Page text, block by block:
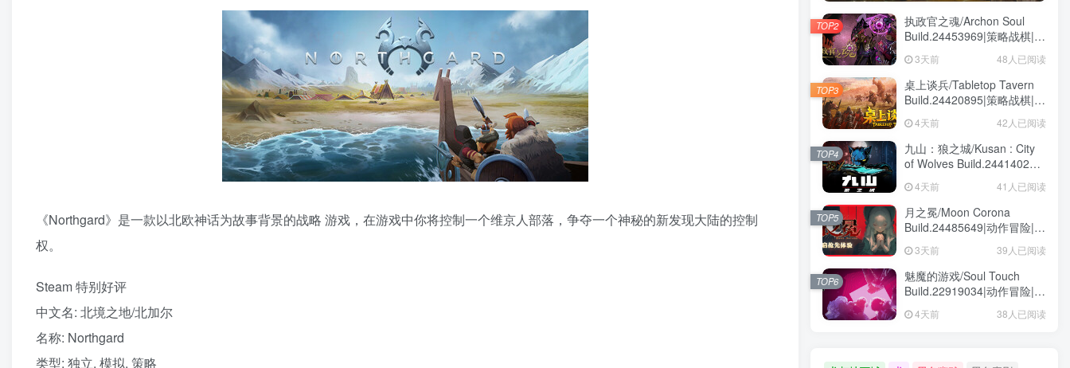
《Northgard》是一款以北欧神话为故事背景的战略 游戏，在游戏中你将控制一个维京人部落，争夺一个神秘的新发现大陆的控制
权。
Steam 特别好评
中文名: 北境之地/北加尔
名称: Northgard
类型: 独立, 模拟, 策略
执政官之魂/Archon Soul
Build.24453969|策略战棋|容
3天前 48人已阅读
TOP2
桌上谈兵/Tabletop Tavern
Build.24420895|策略战棋|容
量5.9GB|免安装绿色中文版
4天前 42人已阅读
TOP3
九山：狼之城/Kusan : City
of Wolves Build.24414028|
动作冒险|容量1.6GB|免安装
绿色中文版
4天前 41人已阅读
TOP4
月之冕/Moon Corona
Build.24485649|动作冒险|容
量12.1GB|免安装绿色中文版
3天前 39人已阅读
TOP5
魅魔的游戏/Soul Touch
Build.22919034|动作冒险|容
量57.5GB|免安装绿色中文版
4天前 38人已阅读
TOP6